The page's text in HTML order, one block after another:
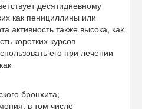
десятидневному
как пенициллины или
активность также высока, как
коротких курсов
его при лечении
бронхита;
в том числе